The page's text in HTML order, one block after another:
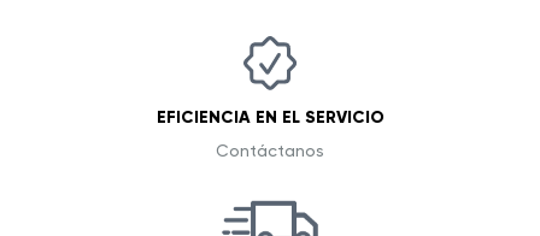
EFICIENCIA EN EL SERVICIO
Contáctanos